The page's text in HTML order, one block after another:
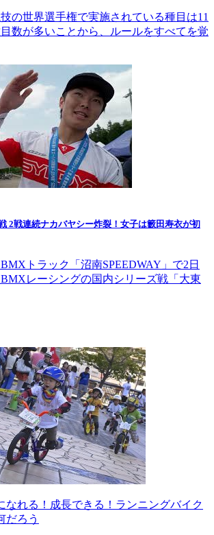
の世界選手権で実施されている種目は11
数が多いことから、ルールをすべてを覚
2戦連続ナカバヤシー炸裂！女子は籔田寿衣が初
トラック「沼南SPEEDWAY」で2日
レーシングの国内シリーズ戦「大東
なれる！成長できる！ランニングバイク
だろう